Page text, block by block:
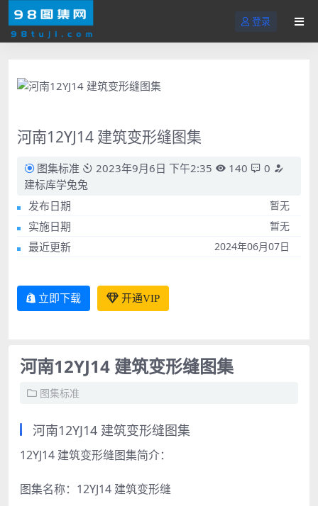
登录
河南12YJ14 建筑变形缝图集
图集标准 2023年9月6日 下午2:35 140
0
建标库学兔兔
发布日期
暂无
实施日期 暂无
最近更新 2024年06月07日
立即下载 开通VIP
河南12YJ14 建筑变形缝图集
图集标准
河南12YJ14 建筑变形缝图集
12YJ14 建筑变形缝图集简介：
图集名称：12YJ14 建筑变形缝